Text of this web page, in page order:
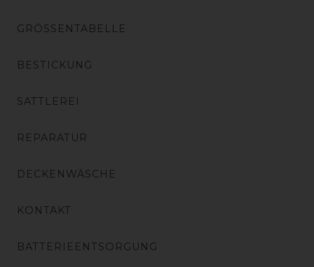
GRÖSSENTABELLE
BESTICKUNG
SATTLEREI
REPARATUR
DECKENWÄSCHE
KONTAKT
BATTERIEENTSORGUNG